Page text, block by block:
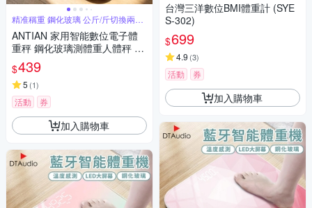
精准稱重 鋼化玻璃 公斤/斤切換兩位
小數
ANTIAN 家用智能數位電子體
重秤 鋼化玻璃測體重人體秤 體
重機 計重器 體重計
$439
5 (1)
活動 券
加入購物車
台灣三洋數位BMI體重計 (SYE
S-302)
$699
4.9 (3)
活動 券
加入購物車